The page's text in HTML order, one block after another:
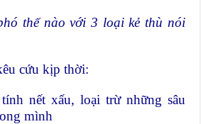
thế nào với 3 loại kẻ thù nói
cứu kịp thời:
nết xấu, loại trừ những sâu
mình